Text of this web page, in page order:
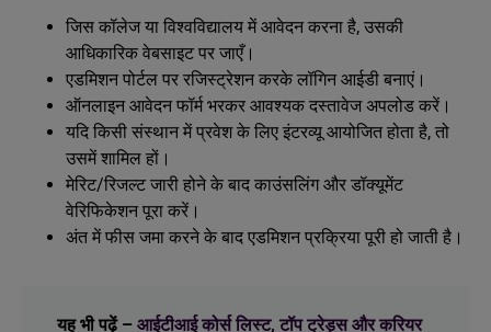
जिस कॉलेज या विश्वविद्यालय में आवेदन करना है, उसकी
आधिकारिक वेबसाइट पर जाएँ।
एडमिशन पोर्टल पर रजिस्ट्रेशन करके लॉगिन आईडी बनाएं।
ऑनलाइन आवेदन फॉर्म भरकर आवश्यक दस्तावेज अपलोड करें।
यदि किसी संस्थान में प्रवेश के लिए इंटरव्यू आयोजित होता है, तो
उसमें शामिल हों।
मेरिट/रिजल्ट जारी होने के बाद काउंसलिंग और डॉक्यूमेंट
वेरिफिकेशन पूरा करें।
अंत में फीस जमा करने के बाद एडमिशन प्रक्रिया पूरी हो जाती है।
यह भी पढ़ें – आईटीआई कोर्स लिस्ट, टॉप ट्रेड्स और करियर